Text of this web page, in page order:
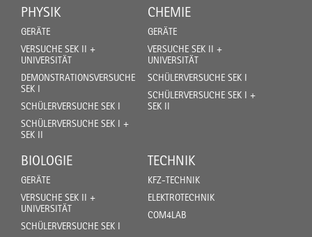
PHYSIK
GERÄTE
VERSUCHE SEK II +
UNIVERSITÄT
DEMONSTRATIONSVERSUCHE
SEK I
SCHÜLERVERSUCHE SEK I
SCHÜLERVERSUCHE SEK I +
SEK II
CHEMIE
GERÄTE
VERSUCHE SEK II +
UNIVERSITÄT
SCHÜLERVERSUCHE SEK I
SCHÜLERVERSUCHE SEK I +
SEK II
BIOLOGIE
GERÄTE
VERSUCHE SEK II +
UNIVERSITÄT
SCHÜLERVERSUCHE SEK I
TECHNIK
KFZ-TECHNIK
ELEKTROTECHNIK
COM4LAB